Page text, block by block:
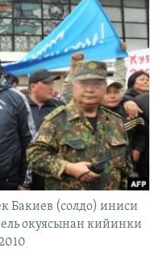
Бакиев (солдо) иниси
окуясынан кийинки